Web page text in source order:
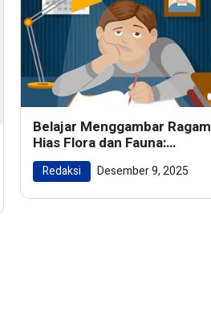
Belajar Menggambar Ragam
Hias Flora dan Fauna:
Menghidupkan Keindahan
Alam dalam Karya Seni
Redaksi Desember 9, 2025